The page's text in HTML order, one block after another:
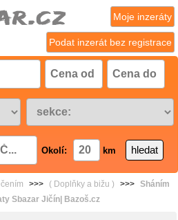
Podat inzerát bez registrace
Moje inzeráty
Okolí: km
>>> ( Doplňky a bižu ) >>> Sháním
Sbazar Jičín| Bazoš.cz